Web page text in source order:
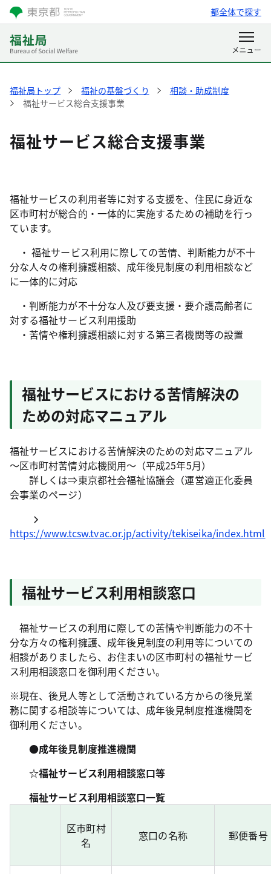
都全体で探す
福祉局トップ 福祉の基盤づくり
相談・助成制度
福祉サービス総合支援事業
福祉サービス総合支援事業
福祉サービスの利用者等に対する支援を、住民に身近な
区市町村が総合的・一体的に実施するための補助を行っ
ています。
・ 福祉サービス利用に際しての苦情、判断能力が不十
分な人々の権利擁護相談、成年後見制度の利用相談など
に一体的に対応
・判断能力が不十分な人及び要支援・要介護高齢者に
対する福祉サービス利用援助
・苦情や権利擁護相談に対する第三者機関等の設置
福祉サービスにおける苦情解決の
ための対応マニュアル
福祉サービスにおける苦情解決のための対応マニュアル
～区市町村苦情対応機関用～（平成25年5月）
詳しくは⇒東京都社会福祉協議会（運営適正化委員
会事業のページ）
https://www.tcsw.tvac.or.jp/activity/tekiseika/index.html
福祉サービス利用相談窓口
福祉サービスの利用に際しての苦情や判断能力の不十
分な方々の権利擁護、成年後見制度の利用等についての
相談がありましたら、お住まいの区市町村の福祉サービ
ス利用相談窓口を御利用ください。
※現在、後見人等として活動されている方からの後見業
務に関する相談等については、成年後見制度推進機関を
御利用ください。
●成年後見制度推進機関
☆福祉サービス利用相談窓口等
福祉サービス利用相談窓口一覧
区市町村
名
窓口の名称 郵便番号